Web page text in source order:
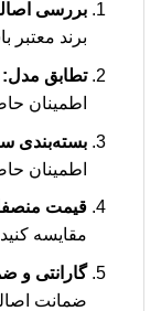
بررسی
برند معتبر
تطابق مدل:
اطمینان
بسته‌بندی
اطمینان
قیمت
مقایسه
گارانتی و
ضمانت